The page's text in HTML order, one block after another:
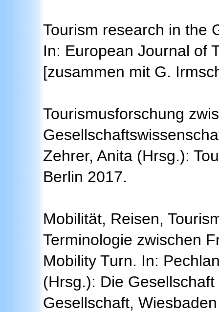
Tourism research in the
In: European Journal of
[zusammen mit G.
Tourismusforschung
Zehrer, Anita (Hrsg.):
Berlin 2017.
Mobilität, Reisen,
Terminologie zwischen
Mobility Turn. In:
(Hrsg.): Die
Gesellschaft,